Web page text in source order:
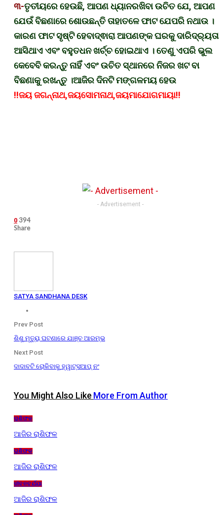
୩-ତୃତୀୟରେ ହେଉଛି, ଆପଣ ଧ୍ୟାନରଖିବା ଉଚିତ ଯେ, ଆପଣ
ଯେଉଁ ବିଛଣାରେ ଶୋଉଛନ୍ତି ତାହାତଳେ ଫାଟ ଯେପରି ନଥାଉ ।
କାରଣ ଫାଟ ସୃଷ୍ଟି ହେବାଦ୍ଵାରା ଆପଣଙ୍କ ଘରକୁ ଦାରିଦ୍ର୍ୟତା
ଆସିଥାଏ ଏବଂ ବହୁତଧନ ଖର୍ଚ୍ଚ ହୋଇଥାଏ । ତେଣୁ ଏପରି ଭୁଲ
କେବେବି କରନ୍ତୁ ନାହିଁ ଏବଂ ଉଚିତ ସ୍ଥାନରେ ନିଜର ଖଟ ବା
ବିଛଣାକୁ ରଖନ୍ତୁ ।ଆଜିର ଦିନଟି ମଙ୍ଗଳମୟ ହେଉ
!!ଜୟ ଜଗନ୍ନାଥ,ଜୟସୋମନାଥ,ଜୟମାଯୋଗମାୟା!!
- Advertisement -
0 394
Share
SATYA SANDHANA DESK
Prev Post
ଶିଶୁ ମୃତ୍ୟୁ ଘଟଣାରେ ଯାଞ୍ଚ ଆରମ୍ଭ
Next Post
ଦାଦାବଟି ରୋକିବାକୁ ହ୍ୱାଟ୍ସଆପ୍ ନଂ
You Might Also Like More From Author
ରାଶିଫଳ
ଆଜିର ରାଶିଫଳ
ରାଶିଫଳ
ଆଜିର ରାଶିଫଳ
ଜୀବନଚର୍ଯ୍ୟା
ଆଜିର ରାଶିଫଳ